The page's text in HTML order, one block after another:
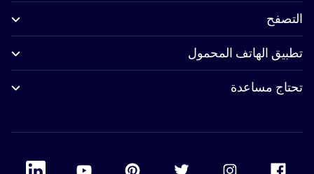
التصفح
تطبيق الهاتف المحمول
تحتاج مساعدة
Accor Facebook
Accor Twitter
Accor Pinterest
Accor Youtube
Linkedin